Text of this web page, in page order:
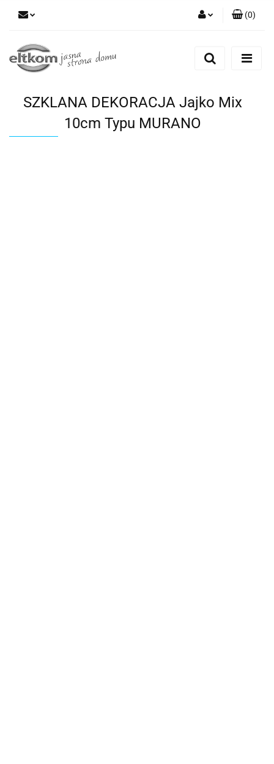
Zarejestruj się
(0)
SZKLANA DEKORACJA Jajko Mix
10cm Typu MURANO